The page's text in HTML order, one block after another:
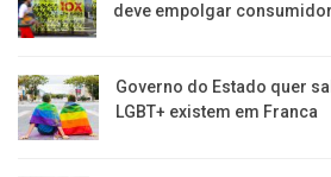
deve empolgar
Governo do Estado quer
LGBT+ existem em Franca